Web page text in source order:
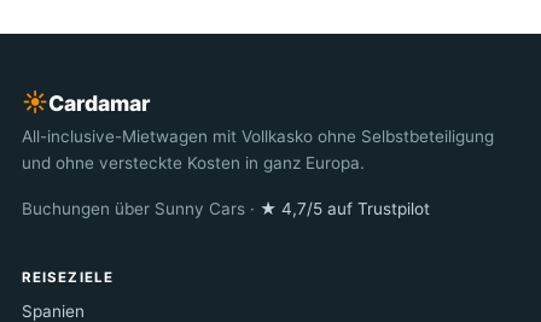
☀︎Cardamar
All-inclusive-Mietwagen mit Vollkasko ohne Selbstbeteiligung
und ohne versteckte Kosten in ganz Europa.
Buchungen über Sunny Cars · ★ 4,7/5 auf Trustpilot
REISEZIELE
Spanien